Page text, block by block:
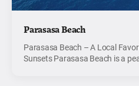
Parasasa Beach
Parasasa Beach – A Local
Sunsets Parasasa Beach is a